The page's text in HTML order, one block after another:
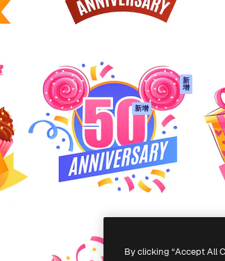
AI圖像生成器
圖庫內容
MCP用於
Claude/ChatGPT
新
增
AI助手 新增
API
流動應用程式
所有Magnific工具
聯
企
By clicking “Accept All